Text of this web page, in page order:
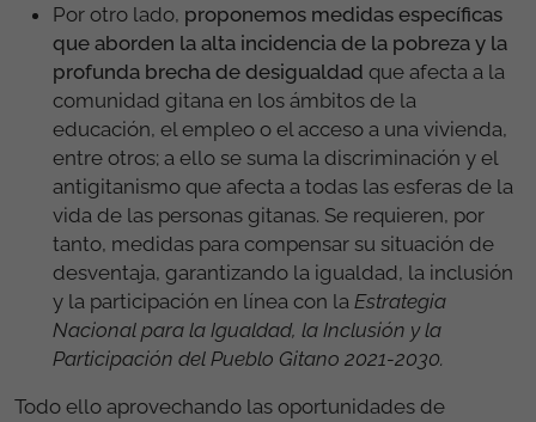
Por otro lado, proponemos medidas específicas
que aborden la alta incidencia de la pobreza y la
profunda brecha de desigualdad que afecta a la
comunidad gitana en los ámbitos de la
educación, el empleo o el acceso a una vivienda,
entre otros; a ello se suma la discriminación y el
antigitanismo que afecta a todas las esferas de la
vida de las personas gitanas. Se requieren, por
tanto, medidas para compensar su situación de
desventaja, garantizando la igualdad, la inclusión
y la participación en línea con la Estrategia
Nacional para la Igualdad, la Inclusión y la
Participación del Pueblo Gitano 2021-2030.
Todo ello aprovechando las oportunidades de